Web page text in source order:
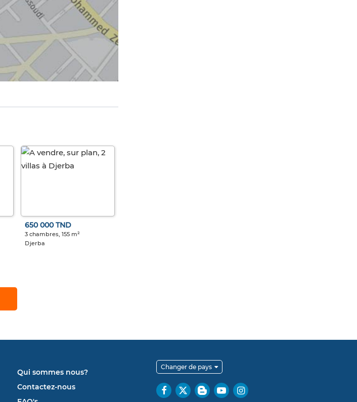
650 000 TND
3 chambres, 155 m²
Djerba
Qui sommes nous?
Contactez-nous
Changer de pays